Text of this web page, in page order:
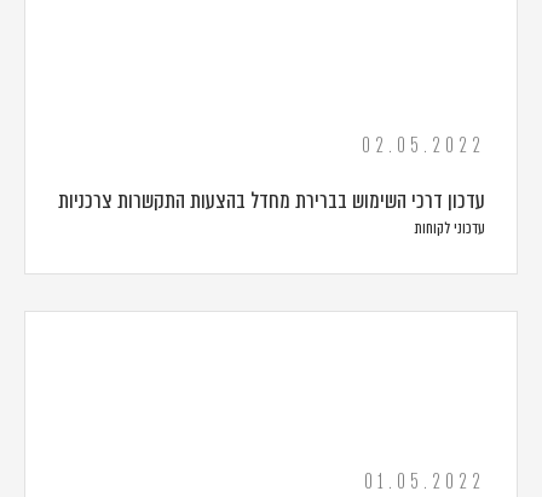
02.05.2022
עדכון דרכי השימוש בברירת מחדל בהצעות התקשרות צרכניות
עדכוני לקוחות
01.05.2022